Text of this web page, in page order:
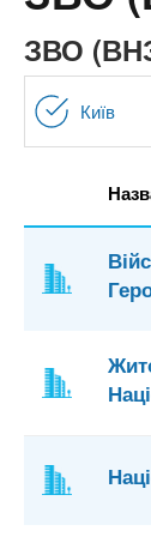
n
t
s
.
n
f
o
и
х
з
а
к
а
ЗВО
Київ